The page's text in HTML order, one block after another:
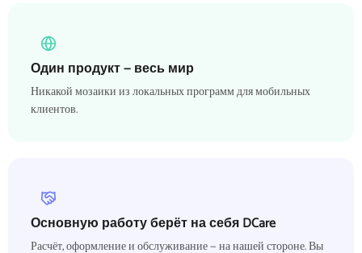
Один продукт — весь мир
Никакой мозаики из локальных программ для мобильных
клиентов.
Основную работу берёт на себя DCare
Расчёт, оформление и обслуживание — на нашей стороне. Вы